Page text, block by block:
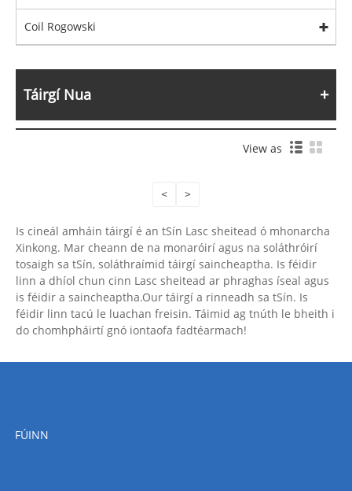
Coil Rogowski
Táirgí Nua
View as
< >
Is cineál amháin táirgí é an tSín Lasc sheitead ó mhonarcha
Xinkong. Mar cheann de na monaróirí agus na soláthróirí
tosaigh sa tSín, soláthraímid táirgí saincheaptha. Is féidir
linn a dhíol chun cinn Lasc sheitead ar phraghas íseal agus
is féidir a saincheaptha.Our táirgí a rinneadh sa tSín. Is
féidir linn tacú le luachan freisin. Táimid ag tnúth le bheith i
do chomhpháirtí gnó iontaofa fadtéarmach!
FÚINN